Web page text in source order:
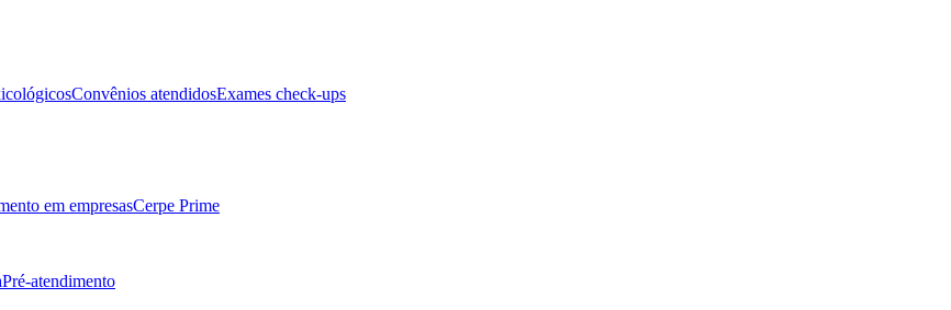
Convênios atendidosExames check-ups
em empresasCerpe Prime
Pré-atendimento